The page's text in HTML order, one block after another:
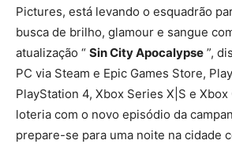
Pictures, está levando o esquadrão
busca de brilho, glamour e sangue
atualização “ Sin City Apocalypse ”,
PC via Steam e Epic Games Store,
PlayStation 4, Xbox Series X|S e Xbox
loteria com o novo episódio da
prepare-se para uma noite na cidade